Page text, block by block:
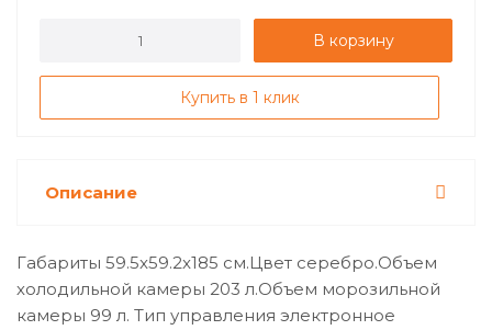
В корзину
Купить в 1 клик
Описание
Габариты 59.5x59.2x185 см.Цвет серебро.Объем
холодильной камеры 203 л.Объем морозильной
камеры 99 л. Тип управления электронное